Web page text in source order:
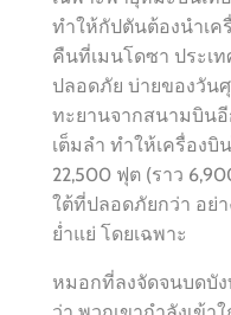
ทำให้กัปตันต้องนำเค
คืนที่เมนโดซา ประเ
ปลอดภัย บ่ายของวัน
ทะยานจากสนามบินอี
เต็มลำ ทำให้เครื่อง
22,500 ฟุต (ราว
ใต้ที่ปลอดภัยกว่า อย่
ย่ำแย่ โดยเฉพาะ
หมอกที่ลงจัดจนบดบั